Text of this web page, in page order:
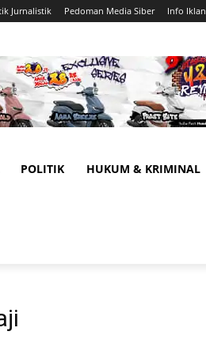
Jurnalistik Pedoman Media Siber Info Iklan
POLITIK HUKUM & KRIMINAL